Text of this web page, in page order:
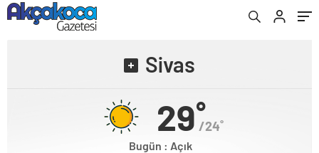
Sivas
29˚/24˚
Bugün : Açık